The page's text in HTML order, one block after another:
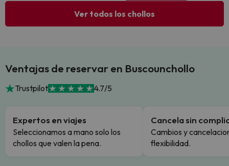
Ver todos los chollos
Ventajas de reservar en Buscounchollo
Trustpilot 4.7/5
Expertos en viajes
Seleccionamos a mano solo los
chollos que valen la pena.
Cancela sin
Cambios y
flexibilidad.